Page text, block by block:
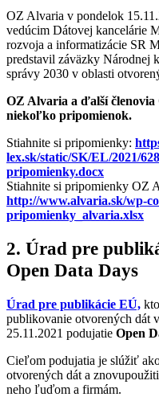
OZ Alvaria v pondelok
vedúcim Dátovej kancelárie
rozvoja a informatizácie SR
predstavil záväzky Národnej
správy 2030 v oblasti
OZ Alvaria a ďalší
niekoľko pripomienok.
Stiahnite si pripomienky:
lex.sk/static/SK/EL/2021/
pripomienky.docx
Stiahnite si pripomienky OZ
http://www.alvaria.sk/wp-
pripomienky_alvaria.xlsx
2. Úrad pre
Open Data Days
Úrad pre publikácie EÚ,
publikovanie otvorených dát
25.11.2021 podujatie Open
Cieľom podujatia je slúžiť
otvorených dát a
neho ľuďom a firmám.